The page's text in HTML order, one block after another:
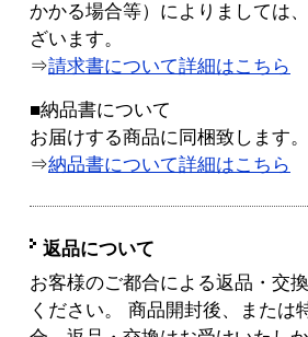
かかる場合等）によりましては
ざいます。
⇒請求書について詳細はこちら
■納品書について
お届けする商品に同梱致します。
⇒納品書について詳細はこちら
返品について
お客様のご都合による返品・交
ください。 商品開封後、または